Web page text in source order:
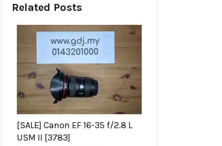
Related Posts
[SALE] Canon EF 16-35 f/2.8 L
USM II [3783]